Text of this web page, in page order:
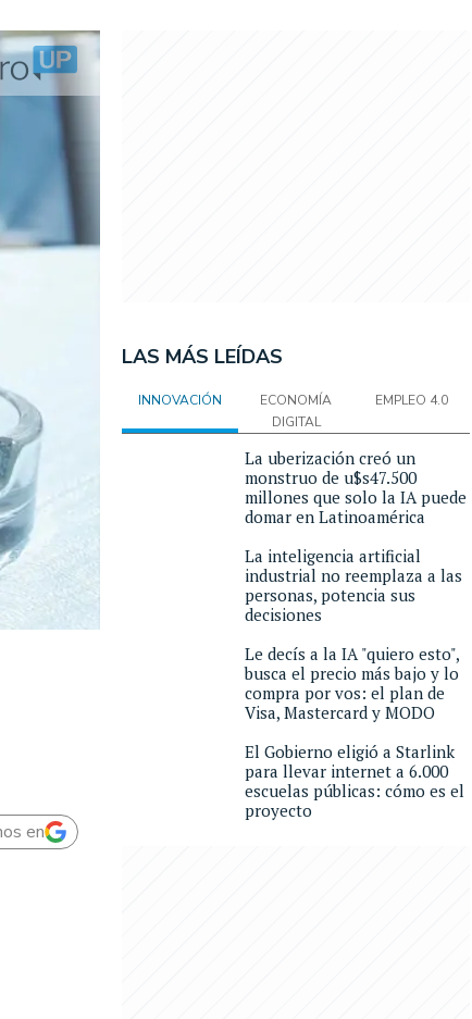
en
LAS MÁS LEÍDAS
INNOVACIÓN
ECONOMÍA
DIGITAL
EMPLEO 4.0
La uberización creó un
monstruo de u$s47.500
millones que solo la IA puede
domar en Latinoamérica
La inteligencia artificial
industrial no reemplaza a las
personas, potencia sus
decisiones
Le decís a la IA "quiero esto",
busca el precio más bajo y lo
compra por vos: el plan de
Visa, Mastercard y MODO
El Gobierno eligió a Starlink
para llevar internet a 6.000
escuelas públicas: cómo es el
proyecto